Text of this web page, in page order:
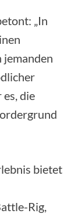
„In
jemanden
die
bietet
Rig,